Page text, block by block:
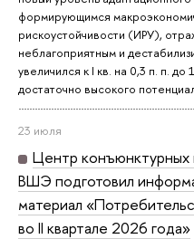
формирующимся
рискоустойчивости (ИРУ),
неблагоприятным и
увеличился к I кв. на 0,3 п. п.
достаточно высокого
23 июля
Центр
ВШЭ подготовил
материал
во II квартале 2026 года»